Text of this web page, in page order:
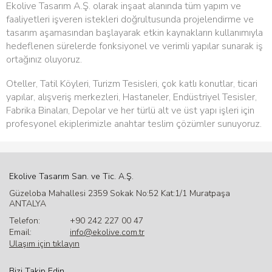
Ekolive Tasarım A.Ş. olarak inşaat alanında tüm yapım ve
faaliyetleri işveren istekleri doğrultusunda projelendirme ve
tasarım aşamasından başlayarak etkin kaynakların kullanımıyla
hedeflenen sürelerde fonksiyonel ve verimli yapılar sunarak iş
ortağınız oluyoruz.
Oteller, Tatil Köyleri, Turizm Tesisleri, çok katlı konutlar, ticari
yapılar, alışveriş merkezleri, Hastaneler, Endüstriyel Tesisler,
Fabrika Binaları, Depolar ve her türlü alt ve üst yapı işleri için
profesyonel ekiplerimizle anahtar teslim çözümler sunuyoruz.
Ekolive Tasarım San. ve Tic. A.Ş.
Güzeloba Mahallesi 2359 Sokak No:52 Kat:1/1 Muratpaşa
ANTALYA
Telefon:
+90 242 227 00 47
Email:
info@ekolive.com.tr
Ulaşım için tıklayın